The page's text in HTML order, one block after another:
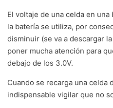
El voltaje de una celda en
la batería se utiliza, por
disminuir (se va a descargar
poner mucha atención para
debajo de los 3.0V.
Cuando se recarga una celda
indispensable vigilar que no